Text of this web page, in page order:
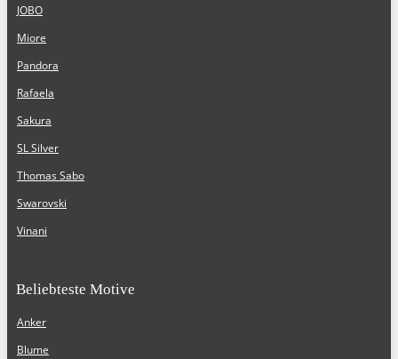
JOBO
Miore
Pandora
Rafaela
Sakura
SL Silver
Thomas Sabo
Swarovski
Vinani
Beliebteste Motive
Anker
Blume